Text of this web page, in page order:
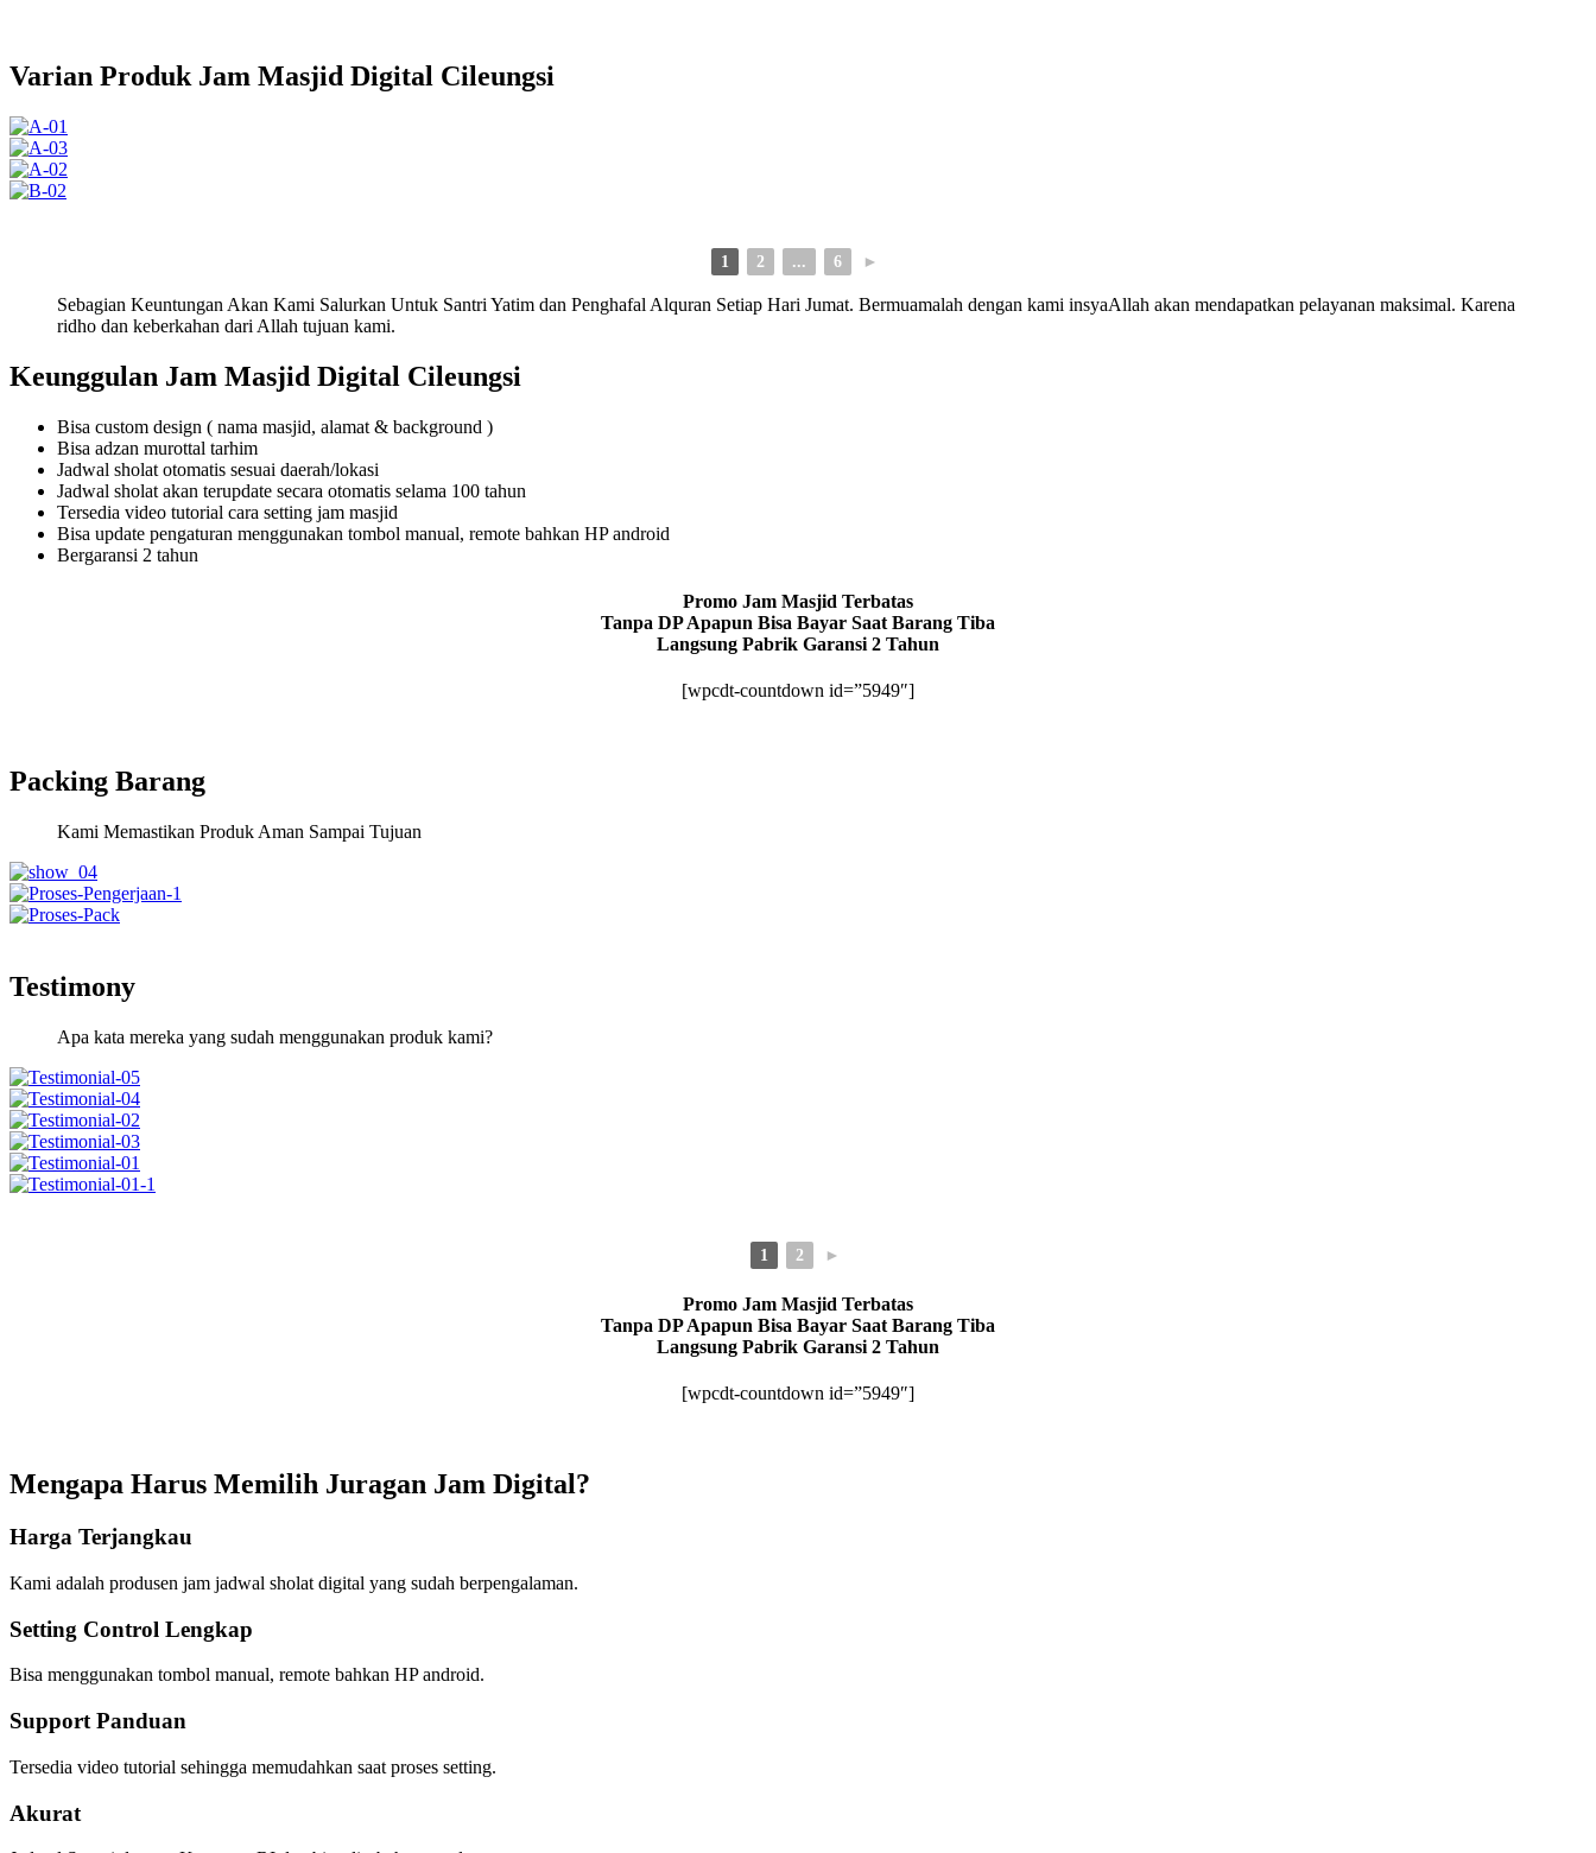
Varian Produk Jam Masjid Digital Cileungsi
1 2 ... 6 ►
Sebagian Keuntungan Akan Kami Salurkan Untuk Santri Yatim dan Penghafal Alquran Setiap Hari Jumat. Bermuamalah dengan kami insyaAllah akan mendapatkan pelayanan maksimal. Karena
ridho dan keberkahan dari Allah tujuan kami.
Keunggulan Jam Masjid Digital Cileungsi
Bisa custom design ( nama masjid, alamat & background )
Bisa adzan murottal tarhim
Jadwal sholat otomatis sesuai daerah/lokasi
Jadwal sholat akan terupdate secara otomatis selama 100 tahun
Tersedia video tutorial cara setting jam masjid
Bisa update pengaturan menggunakan tombol manual, remote bahkan HP android
Bergaransi 2 tahun
Promo Jam Masjid Terbatas
Tanpa DP Apapun Bisa Bayar Saat Barang Tiba
Langsung Pabrik Garansi 2 Tahun
[wpcdt-countdown id=”5949″]
Packing Barang
Kami Memastikan Produk Aman Sampai Tujuan
Testimony
Apa kata mereka yang sudah menggunakan produk kami?
1 2 ►
Promo Jam Masjid Terbatas
Tanpa DP Apapun Bisa Bayar Saat Barang Tiba
Langsung Pabrik Garansi 2 Tahun
[wpcdt-countdown id=”5949″]
Mengapa Harus Memilih Juragan Jam Digital?
Harga Terjangkau
Kami adalah produsen jam jadwal sholat digital yang sudah berpengalaman.
Setting Control Lengkap
Bisa menggunakan tombol manual, remote bahkan HP android.
Support Panduan
Tersedia video tutorial sehingga memudahkan saat proses setting.
Akurat